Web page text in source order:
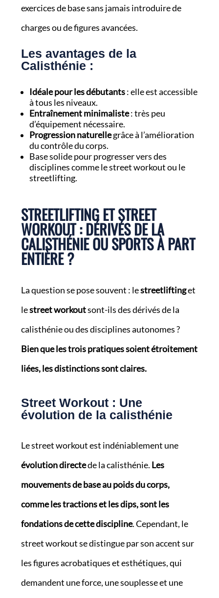
exercices de base sans jamais introduire de
charges ou de figures avancées.
Les avantages de la
Calisthénie :
Idéale pour les débutants: elle est accessible
à tous les niveaux.
Entraînement minimaliste: très peu
d’équipement nécessaire.
Progression naturellegrâce à l’amélioration
du contrôle du corps.
Base solide pour progresser vers des
disciplines comme le street workout ou le
streetlifting.
STREETLIFTING ET STREET
WORKOUT : DÉRIVÉS DE LA
CALISTHÉNIE OU SPORTS À PART
ENTIÈRE ?
La question se pose souvent : lestreetliftinget
lestreet workoutsont-ils des dérivés de la
calisthénie ou des disciplines autonomes ?
Bien que les trois pratiques soient étroitement
liées, les distinctions sont claires.
Street Workout : Une
évolution de la calisthénie
Le street workout est indéniablement une
évolution directede la calisthénie. Les
mouvements de base au poids du corps,
comme les tractions et les dips, sont les
fondations de cette discipline. Cependant, le
street workout se distingue par son accent sur
les figures acrobatiques et esthétiques, qui
demandent une force, une souplesse et une